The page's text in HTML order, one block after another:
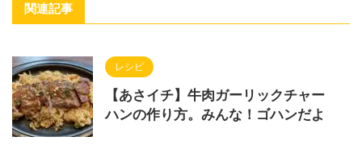
関連記事
レシピ
【あさイチ】牛肉ガーリックチャー
ハンの作り方。みんな！ゴハンだよ